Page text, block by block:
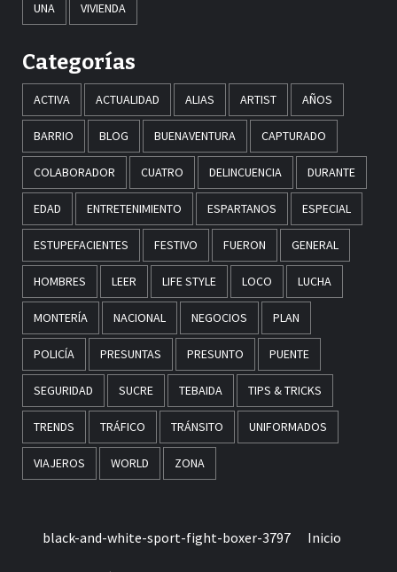
UNA VIVIENDA
Categorías
ACTIVA ACTUALIDAD ALIAS ARTIST AÑOS
BARRIO BLOG BUENAVENTURA CAPTURADO
COLABORADOR CUATRO DELINCUENCIA DURANTE
EDAD ENTRETENIMIENTO ESPARTANOS ESPECIAL
ESTUPEFACIENTES FESTIVO FUERON GENERAL
HOMBRES LEER LIFE STYLE LOCO LUCHA
MONTERÍA NACIONAL NEGOCIOS PLAN
POLICÍA PRESUNTAS PRESUNTO PUENTE
SEGURIDAD SUCRE TEBAIDA TIPS & TRICKS
TRENDS TRÁFICO TRÁNSITO UNIFORMADOS
VIAJEROS WORLD ZONA
black-and-white-sport-fight-boxer-3797 Inicio